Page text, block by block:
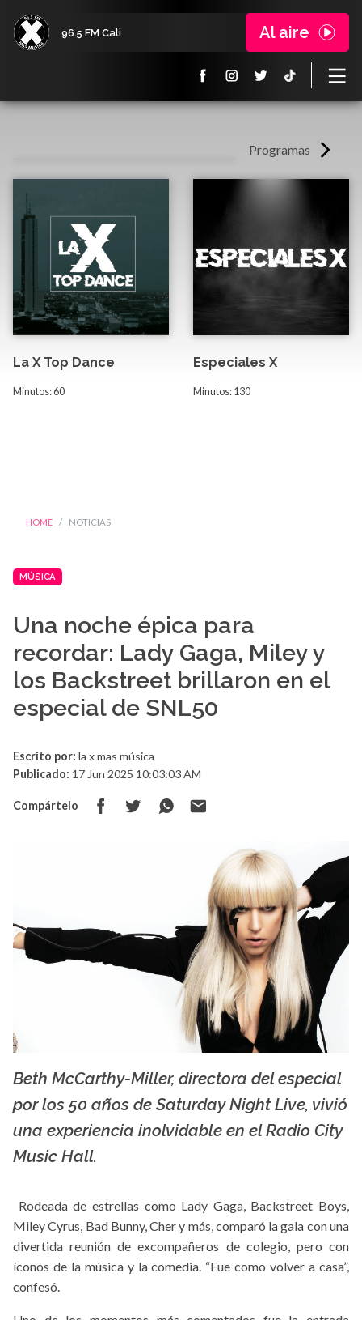
96.5 FM Cali Al aire
Programas
La X Top Dance
Minutos: 60
Especiales X
Minutos: 130
HOME NOTICIAS
MÚSICA
Una noche épica para
recordar: Lady Gaga, Miley y
los Backstreet brillaron en el
especial de SNL50
Escrito por: la x mas música
Publicado: 17 Jun 2025 10:03:03 AM
Compártelo
La X mas música
Beth McCarthy-Miller, directora del especial
por los 50 años de Saturday Night Live, vivió
una experiencia inolvidable en el Radio City
Music Hall.
Rodeada de estrellas como Lady Gaga, Backstreet Boys,
Miley Cyrus, Bad Bunny, Cher y más, comparó la gala con una
divertida reunión de excompañeros de colegio, pero con
íconos de la música y la comedia. “Fue como volver a casa”,
confesó.